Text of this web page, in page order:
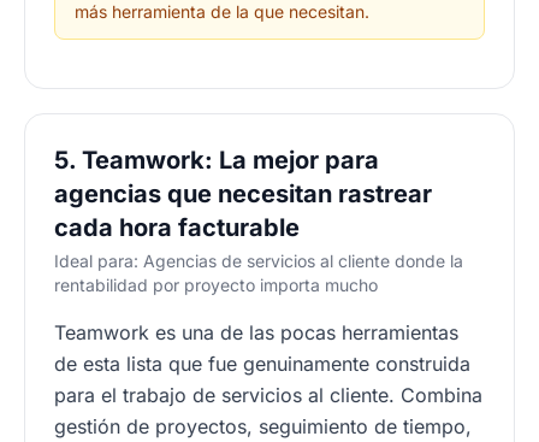
más herramienta de la que necesitan.
5. Teamwork: La mejor para
agencias que necesitan rastrear
cada hora facturable
Ideal para: Agencias de servicios al cliente donde la
rentabilidad por proyecto importa mucho
Teamwork es una de las pocas herramientas
de esta lista que fue genuinamente construida
para el trabajo de servicios al cliente. Combina
gestión de proyectos, seguimiento de tiempo,